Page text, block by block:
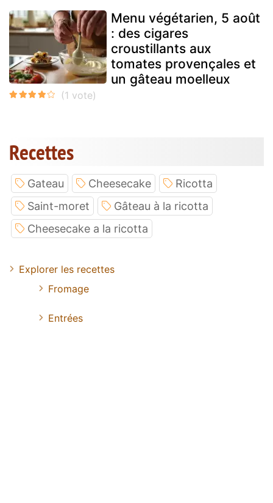
Menu végétarien, 5 août
: des cigares
croustillants aux
tomates provençales et
un gâteau moelleux
Recettes
Gateau Cheesecake
Ricotta
Saint-moret
Gâteau à la ricotta
Cheesecake a la ricotta
Explorer les recettes
Fromage
Entrées